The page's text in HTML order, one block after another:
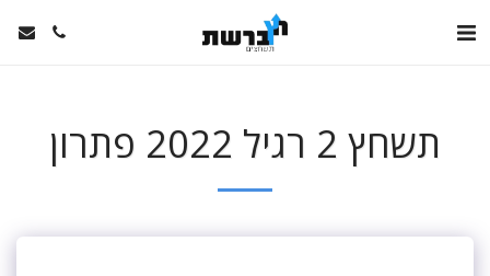
תשחץ 2 רגיל 2022 פתרון